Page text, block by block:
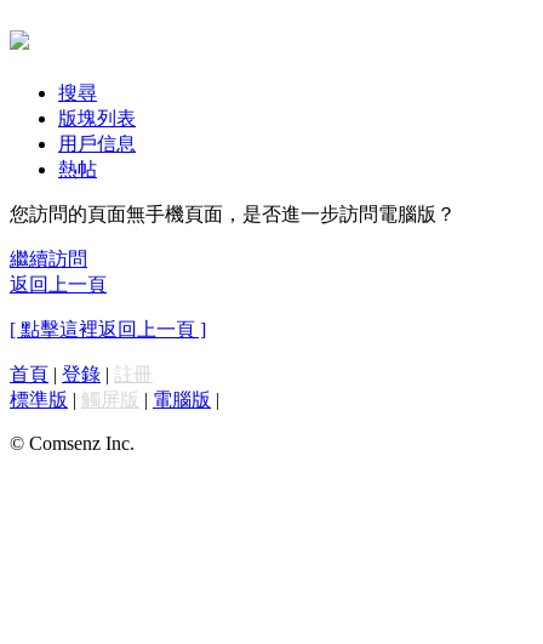
搜尋
版塊列表
用戶信息
熱帖
您訪問的頁面無手機頁面，是否進一步訪問電腦版？
繼續訪問
返回上一頁
[ 點擊這裡返回上一頁 ]
首頁 | 登錄 | 註冊
標準版 | 觸屏版 | 電腦版 |
© Comsenz Inc.